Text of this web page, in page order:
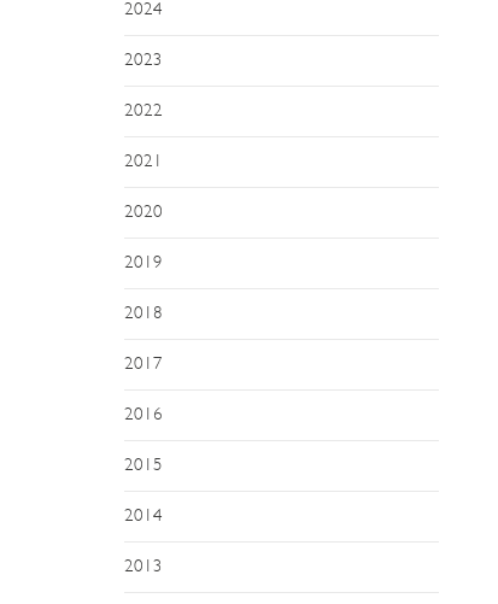
2024
2023
2022
2021
2020
2019
2018
2017
2016
2015
2014
2013